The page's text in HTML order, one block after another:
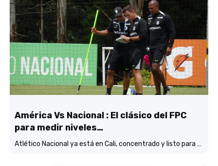
América Vs Nacional : El clásico del FPC
para medir niveles…
Atlético Nacional ya está en Cali, concentrado y listo para enfrentar al América, en otra versión del tradicional clásico del FPC